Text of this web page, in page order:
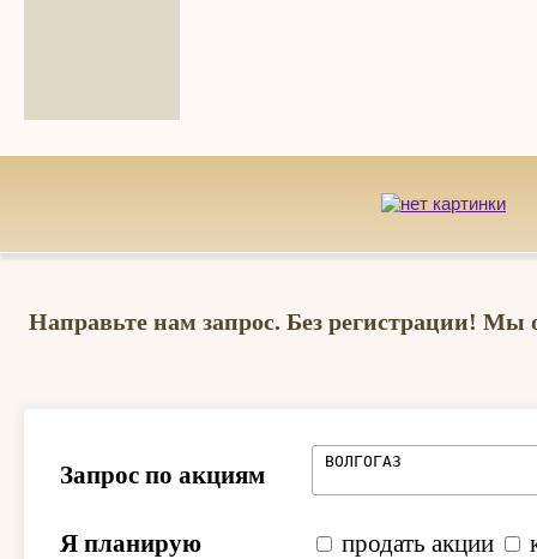
Направьте нам запрос. Без регистрации! Мы
Запрос по акциям
Я планирую продать акции